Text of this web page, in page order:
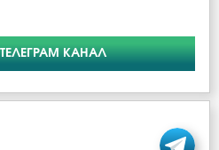
КАНАЛ